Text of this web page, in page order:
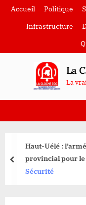
SkipAccueil Politique
Infrastructure
La
La
Haut-Uélé :
provincial pour le
Sécurité
prev